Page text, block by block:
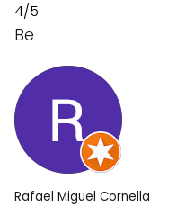
4/5
Be
Rafael Miguel Cornella